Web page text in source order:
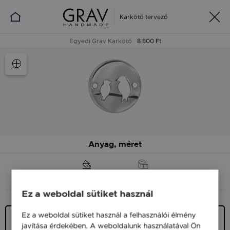
Karkötő tervező
Egyedi Grav Karkötő 8 800 Ft
Anyag, méret
Ezüst 925
9 900 Ft
Ez a weboldal sütiket használ
Ez a weboldal sütiket használ a felhasználói élmény
javítása érdekében. A weboldalunk használatával Ön